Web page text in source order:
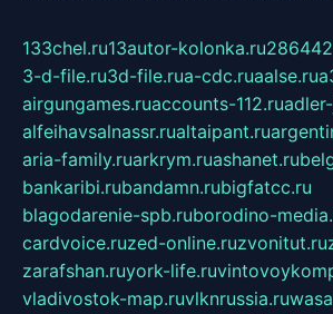
133chel.ru13autor-kolonka.ru
3-d-file.ru3d-file.rua-cdc.ruaalse.ru
airgungames.ruaccounts-112.ru
alfeihavsalnassr.rualtaipant.ru
aria-family.ruarkrym.ruashanet.ru
bankaribi.rubandamn.rubigfatcc.ru
blagodarenie-spb.ruborodino-
cardvoice.ruzed-online.ruzvonitut.ru
zarafshan.ruyork-life.ru
vladivostok-map.ruvlknrussia.ru